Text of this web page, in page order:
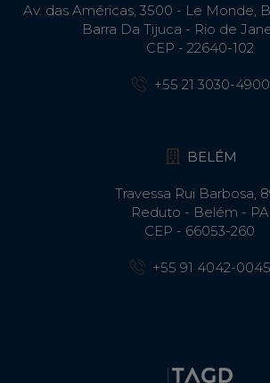
Av. das Américas, 3500 - Le Monde,
Barra Da Tijuca - Rio de
CEP - 22640-102​
+55 21 3030-4900
BELÉM
Travessa Rui Barbosa,
Reduto - Belém - PA
CEP - 66053-260
+55 91 4042-0045